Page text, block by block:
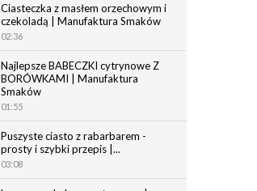
Ciasteczka z masłem orzechowym i
czekoladą | Manufaktura Smaków
02:36
Najlepsze BABECZKI cytrynowe Z
BORÓWKAMI | Manufaktura
Smaków
01:55
Puszyste ciasto z rabarbarem -
prosty i szybki przepis |...
03:08